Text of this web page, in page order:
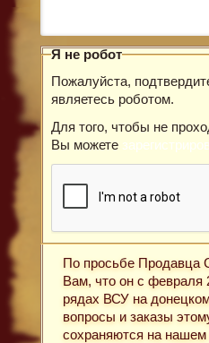
Я не робот
Пожалуйста,
являетесь роботом.
Для того, чтобы не
Вы можете
По просьбе Продавца
Вам, что он с февраля
рядах ВСУ на
вопросы и заказы
сохраняются на нашем